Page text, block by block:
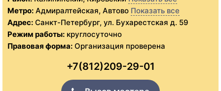
Метро: Адмиралтейская, Автово Показать все
Адрес: Санкт-Петербург, ул. Бухарестская д. 59
Режим работы: круглосуточно
Правовая форма: Организация проверена
+7(812)209-29-01